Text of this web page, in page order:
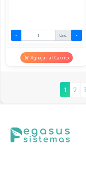
- Und. +
Agregar al Carrito
1 2 3